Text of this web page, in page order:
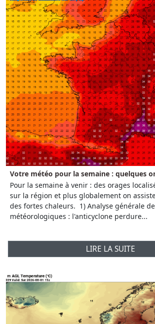
Votre météo pour la semaine : quelques
Pour la semaine à venir : des orages
sur la région et plus globalement on
des fortes chaleurs. 1) Analyse générale
météorologiques : l'anticyclone perdure...
LIRE LA SUITE